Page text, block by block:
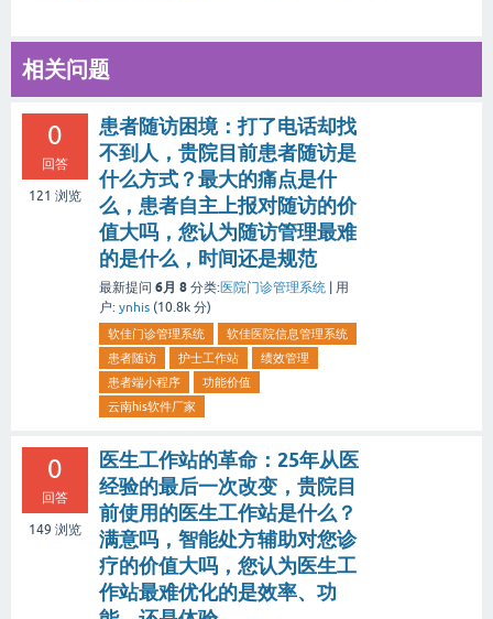
相关问题
0
回答
121 浏览
患者随访困境：打了电话却找
不到人，贵院目前患者随访是
什么方式？最大的痛点是什
么，患者自主上报对随访的价
值大吗，您认为随访管理最难
的是什么，时间还是规范
最新提问 6月 8 分类:医院门诊管理系统 | 用
户: ynhis (10.8k 分)
软佳门诊管理系统
软佳医院信息管理系统
患者随访
护士工作站
绩效管理
患者端小程序
功能价值
云南his软件厂家
0
回答
149 浏览
医生工作站的革命：25年从医
经验的最后一次改变，贵院目
前使用的医生工作站是什么？
满意吗，智能处方辅助对您诊
疗的价值大吗，您认为医生工
作站最难优化的是效率、功